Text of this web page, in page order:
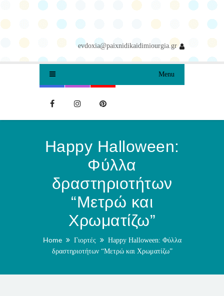
evdoxia@paixnidikaidimiourgia.gr
Menu
Happy Halloween:
Φύλλα
δραστηριοτήτων
“Μετρώ και
Χρωματίζω”
Home Γιορτές
Happy Halloween: Φύλλα
δραστηριοτήτων “Μετρώ και Χρωματίζω”